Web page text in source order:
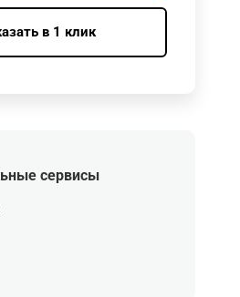
в 1 клик
сервисы